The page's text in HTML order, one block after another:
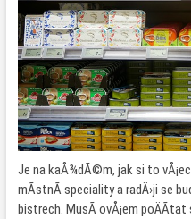
Je na kaÅ¾dÃ©m, jak si to
mÃ­stnÃ­ speciality a radÄ›ji se
bistrech. MusÃ­ ovÅ¡em